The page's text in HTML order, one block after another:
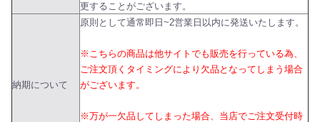
更することがございます。
納期について
原則として通常即日~2営業日以内に発送いたします。
※こちらの商品は他サイトでも販売を行っている為、
ご注文頂くタイミングにより欠品となってしまう場合
がございます。
※万が一欠品してしまった場合、当店でご注文受付時